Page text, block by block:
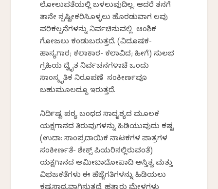
ಲೋಲುಪತೆಯಲ್ಲಿ ಬಳಲುವುದಿಲ್ಲ. ಆದರೆ ತನಗೆ
ತಾನೇ ಸ್ಪಷ್ಟೀಕರಿಸಿಕೊಳ್ಳಲು ಹೊರಡುವಾಗ ಕೆಲವು
ಪರಿಕಲ್ಪನೆಗಳನ್ನು ನಿರ್ವಚಿಸುವಲ್ಲಿ ಆಂಶಿಕ
ಗೋಜಲು ಕಂಡುಬರುತ್ತದೆ. (ವಿದೂಷಕ-
ಹಾಸ್ಯಗಾರ; ಕಲಾಕಾರ- ಕಲಾವಿದ; ಹೀಗೆ) ಸುಲಭ
ಗ್ರಹಿಕೆಯ ದ್ವೈತ ನಿರ್ವಚನಗಳಾಚೆ ಒಂದು
ಸಾಂಸ್ಕೃತಿಕ ನಿರೂಪಣೆ ಸಂಕೀರ್ಣವೂ
ಬಹುಮೂಲದ್ದೂ ಇರುತ್ತದೆ.
ನಿರ್ದಿಷ್ಟ ಪಠ್ಯ ಬಂಧದ ಸಾದೃಶ್ಯದ ಮೂಲಕ
ಯಕ್ಷಗಾನದ ತಿರುವುಗಳನ್ನು ಹಿಡಿಯುವುದು ಕಷ್ಟ
(ಉದಾ: ಸಾಂಪ್ರದಾಯಿಕ ನಾಟಕಗಳ ಪಾತ್ರಗಳ
ಸಂಕೀರ್ಣತೆ- ಶೇಕ್ಸ್‌ ಪಿಯರಿನಲ್ಲಿರುವಂತೆ)
ಯಕ್ಷಗಾನದ ಅಮೀಬಾದೋಪಾದಿ ಅಸ್ತಿತ್ವ ಮತ್ತು
ವಿಭಜಕತೆಗಳು ಈ ಹೆಜ್ಜೆಗತಿಗಳನ್ನು ಹಿಡಿಯಲು